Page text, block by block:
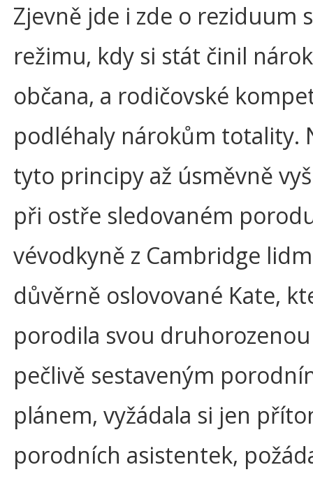
Zjevně jde i zde o reziduum
režimu, kdy si stát činil
občana, a rodičovské
podléhaly nárokům totality.
tyto principy až úsměvně
při ostře sledovaném
vévodkyně z Cambridge
důvěrně oslovované Kate,
porodila svou
pečlivě sestaveným
plánem, vyžádala si jen
porodních asistentek,